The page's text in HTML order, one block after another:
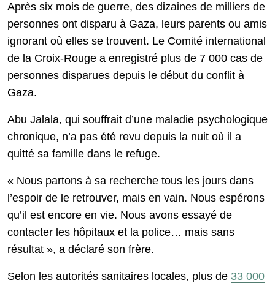
Après six mois de guerre, des dizaines de milliers de
personnes ont disparu à Gaza, leurs parents ou amis
ignorant où elles se trouvent. Le Comité international
de la Croix-Rouge a enregistré plus de 7 000 cas de
personnes disparues depuis le début du conflit à
Gaza.
Abu Jalala, qui souffrait d’une maladie psychologique
chronique, n’a pas été revu depuis la nuit où il a
quitté sa famille dans le refuge.
« Nous partons à sa recherche tous les jours dans
l’espoir de le retrouver, mais en vain. Nous espérons
qu’il est encore en vie. Nous avons essayé de
contacter les hôpitaux et la police… mais sans
résultat », a déclaré son frère.
Selon les autorités sanitaires locales, plus de 33 000